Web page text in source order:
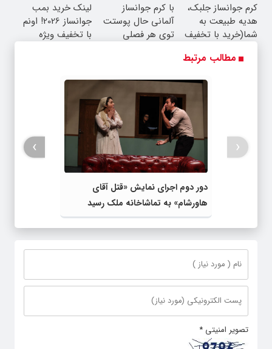
کن
کرم جوانساز جلبک،
هدیه طبیعت به
شما(خرید با تخفیف
با کرم جوانساز
آلمانی حال پوستت
توی هر فصلی
لینک خرید بمب
جوانساز 2026! اونم
با تخفیف ویژه
مطالب مرتبط
دور دوم اجرای نمایش «قتل آقای
هاورشام» به تماشاخانه ملک رسید
‹
›
تصویر امنیتی *